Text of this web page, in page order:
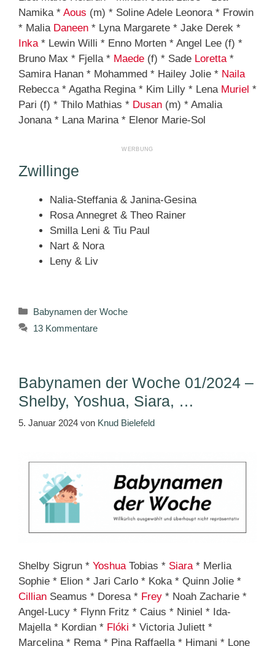
Namika * Aous (m) * Soline Adele Leonora * Frowin
* Malia Daneen * Lyna Margarete * Jake Derek *
Inka * Lewin Willi * Enno Morten * Angel Lee (f) *
Bruno Max * Fjella * Maede (f) * Sade Loretta *
Samira Hanan * Mohammed * Hailey Jolie * Naila
Rebecca * Agatha Regina * Kim Lilly * Lena Muriel *
Pari (f) * Thilo Mathias * Dusan (m) * Amalia
Jonana * Lana Marina * Elenor Marie-Sol
Zwillinge
Nalia-Steffania & Janina-Gesina
Rosa Annegret & Theo Rainer
Smilla Leni & Tiu Paul
Nart & Nora
Leny & Liv
Kategorien
Babynamen der Woche
13 Kommentare
Babynamen der Woche 01/2024 –
Shelby, Yoshua, Siara, …
5. Januar 2024 von Knud Bielefeld
Shelby Sigrun * YoshuaTobias * Siara* Merlia
Sophie * Elion * Jari Carlo * Koka * Quinn Jolie *
Cillian Seamus * Doresa * Frey * Noah Zacharie *
Angel-Lucy * Flynn Fritz * Caius * Niniel * Ida-
Majella * Kordian * Flóki * Victoria Juliett *
Marcelina * Rema * Pina Raffaella * Himani * Lone